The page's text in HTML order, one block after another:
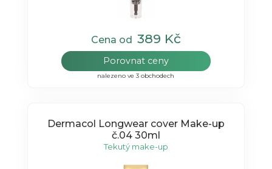
Cena od 389 Kč
Porovnat ceny
nalezeno ve 3 obchodech
Dermacol Longwear cover Make-up
č.04 30ml
Tekutý make-up